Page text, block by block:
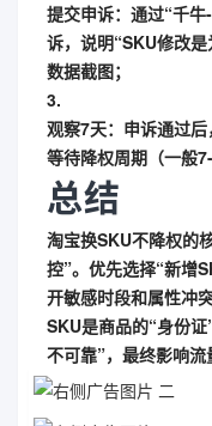
提交申诉：通过“千
诉，说明“SKU修改
数据截图；
3.
观察7天：申诉通过
等待降权周期（一般
总结
淘宝换SKU不降权的
控”。优先选择“新增
开敏感时段和属性冲
SKU是商品的“身份
不可靠”，最终影响流